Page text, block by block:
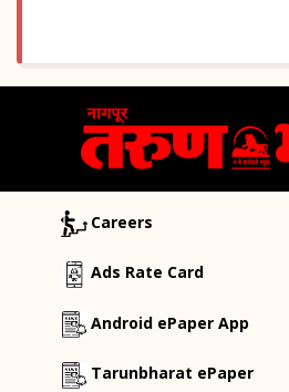
Careers
Ads Rate Card
Android ePaper App
Tarunbharat ePaper